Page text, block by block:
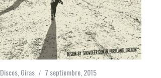
Discos Giras 7 septiembre, 2015